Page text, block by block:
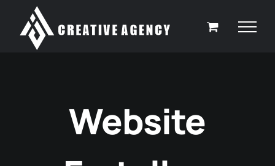
Inhalt
springen
Website